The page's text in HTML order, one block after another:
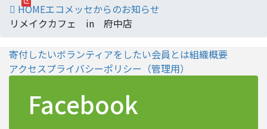
HOMEエコメッセからのお知らせ
リメイクカフェ in 府中店
寄付したいボランティアをしたい会員とは組織概要
アクセスプライバシーポリシー （管理用）
Facebook